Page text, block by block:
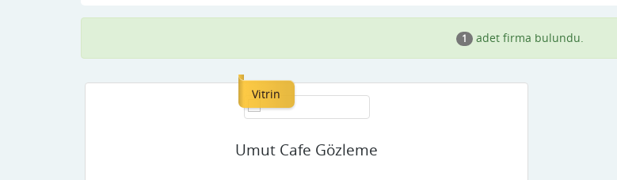
1 adet firma bulundu.
Vitrin
Umut Cafe Gözleme